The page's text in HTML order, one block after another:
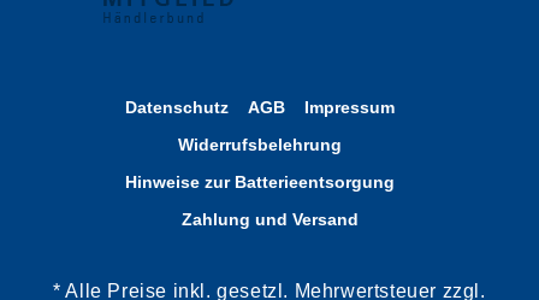
Datenschutz AGB
Impressum
Widerrufsbelehrung
Hinweise zur Batterieentsorgung
Zahlung und Versand
* Alle Preise inkl. gesetzl. Mehrwertsteuer zzgl.